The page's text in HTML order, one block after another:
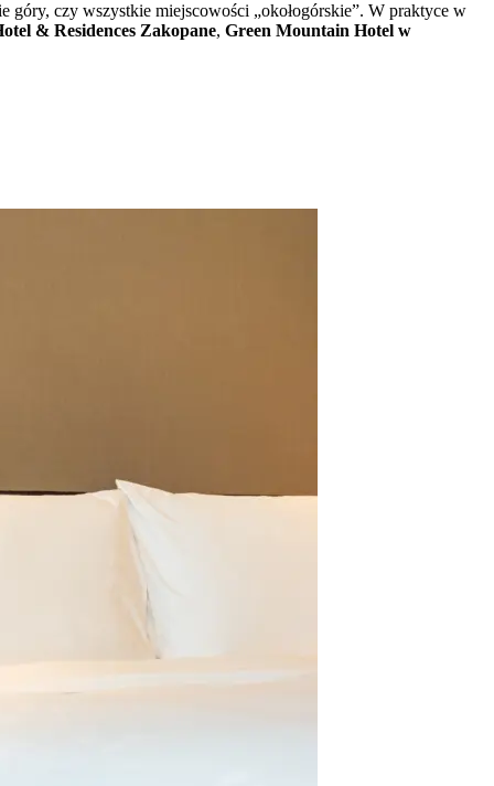
góry, czy wszystkie miejscowości „okołogórskie”. W praktyce w
& Residences Zakopane, Green Mountain Hotel w